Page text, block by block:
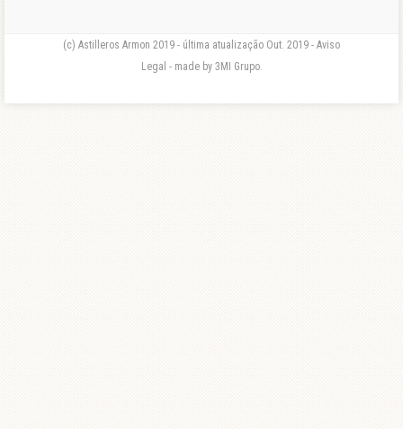
(c) Astilleros Armon 2019 - última atualização Out. 2019 - Aviso
Legal - made by 3MI Grupo.